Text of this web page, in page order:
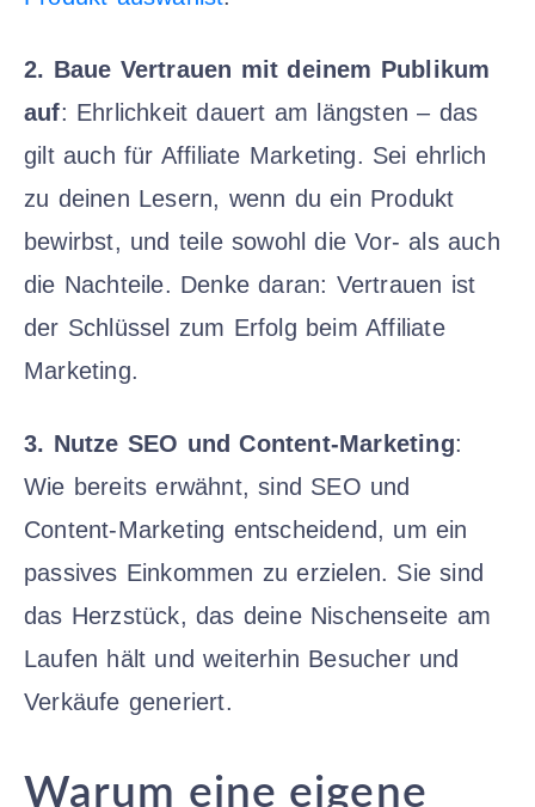
2. Baue Vertrauen mit deinem Publikum
auf: Ehrlichkeit dauert am längsten – das
gilt auch für Affiliate Marketing. Sei ehrlich
zu deinen Lesern, wenn du ein Produkt
bewirbst, und teile sowohl die Vor- als auch
die Nachteile. Denke daran: Vertrauen ist
der Schlüssel zum Erfolg beim Affiliate
Marketing.
3. Nutze SEO und Content-Marketing:
Wie bereits erwähnt, sind SEO und
Content-Marketing entscheidend, um ein
passives Einkommen zu erzielen. Sie sind
das Herzstück, das deine Nischenseite am
Laufen hält und weiterhin Besucher und
Verkäufe generiert.
Warum eine eigene